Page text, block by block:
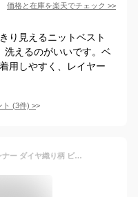
価格と在庫を楽天でチェック >>
り見えるニットベスト
洗えるのがいいです。ベ
用しやすく、レイヤー
(3件) >
ニット メンズ ベスト Vネック インナー ダイヤ織り柄 ビジネス 洗える 春秋冬 編み ウォッシャブル ATTU UOMO 「メール便送料無料」